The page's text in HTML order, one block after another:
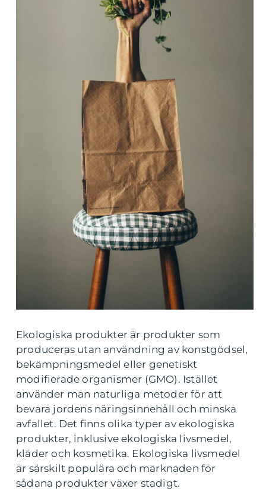
Ekologiska produkter är produkter som
produceras utan användning av konstgödsel,
bekämpningsmedel eller genetiskt
modifierade organismer (GMO). Istället
använder man naturliga metoder för att
bevara jordens näringsinnehåll och minska
avfallet. Det finns olika typer av ekologiska
produkter, inklusive ekologiska livsmedel,
kläder och kosmetika. Ekologiska livsmedel
är särskilt populära och marknaden för
sådana produkter växer stadigt.